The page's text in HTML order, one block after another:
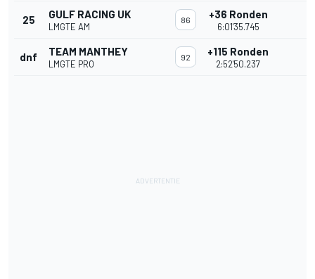
25 GULF RACING UK
LMGTE AM
86 +36 Ronden
6:01'35.745
dnf TEAM MANTHEY
LMGTE PRO
92 +115 Ronden
2:52'50.237